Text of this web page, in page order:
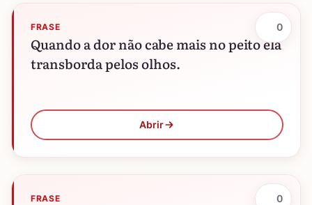
FRASE
Quando a dor não cabe mais no peito ela
transborda pelos olhos.
Abrir
0
FRASE 0